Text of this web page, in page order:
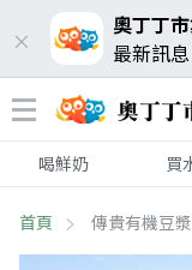
奧丁丁
最新訊
喝鮮奶 買
首頁 傳貴有機豆漿